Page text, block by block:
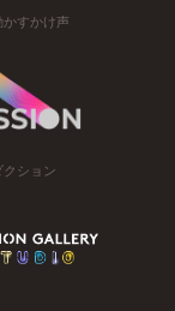
すかけ声
ション